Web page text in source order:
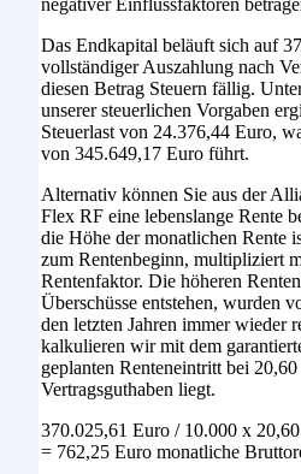
negativer Einflussfaktoren
Das Endkapital beläuft sich auf
vollständiger Auszahlung nach
diesen Betrag Steuern fällig.
unserer steuerlichen Vorgaben
Steuerlast von 24.376,44 Euro,
von 345.649,17 Euro führt.
Alternativ können Sie aus der
Flex RF eine lebenslange Rente
die Höhe der monatlichen Rente
zum Rentenbeginn, multipliziert
Rentenfaktor. Die höheren
Überschüsse entstehen, wurden
den letzten Jahren immer wieder
kalkulieren wir mit dem
geplanten Renteneintritt bei
Vertragsguthaben liegt.
370.025,61 Euro / 10.000 x
= 762,25 Euro monatliche